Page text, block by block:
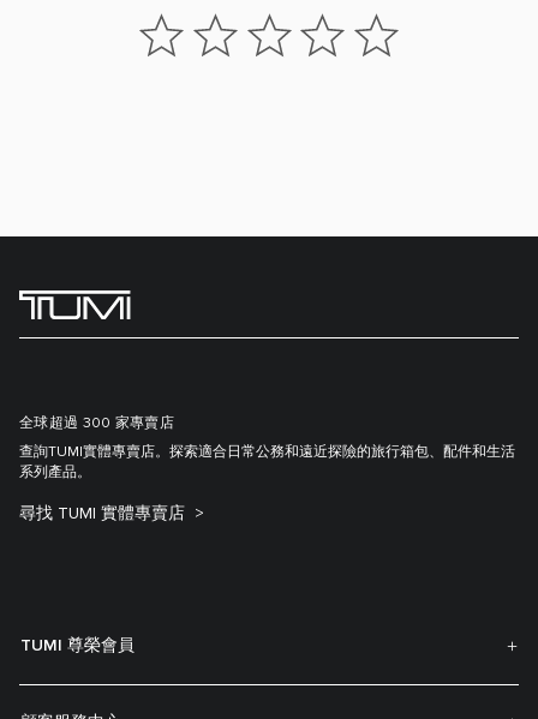
全球超過 300 家專賣店
查詢TUMI實體專賣店。探索適合日常公務和遠近探險的旅行箱包、配件和生活
系列產品。
尋找 TUMI 實體專賣店
TUMI 尊榮會員